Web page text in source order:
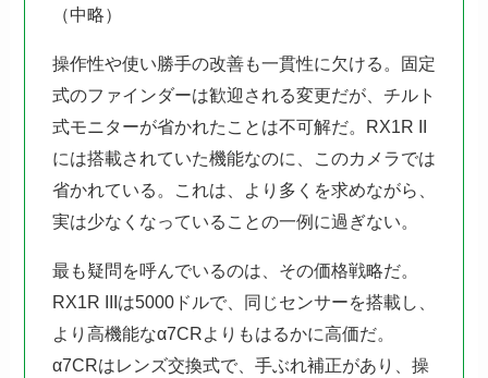
（中略）
操作性や使い勝手の改善も一貫性に欠ける。固定
式のファインダーは歓迎される変更だが、チルト
式モニターが省かれたことは不可解だ。RX1R II
には搭載されていた機能なのに、このカメラでは
省かれている。これは、より多くを求めながら、
実は少なくなっていることの一例に過ぎない。
最も疑問を呼んでいるのは、その価格戦略だ。
RX1R IIIは5000ドルで、同じセンサーを搭載し、
より高機能なα7CRよりもはるかに高価だ。
α7CRはレンズ交換式で、手ぶれ補正があり、操